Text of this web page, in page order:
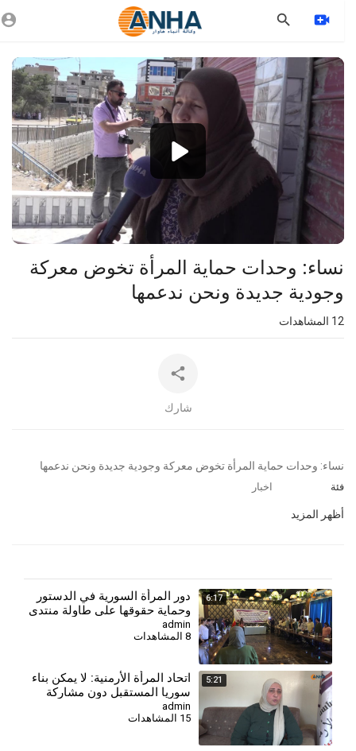
Video
Player
1080p
360p
240p
auto
نساء: وحدات حماية المرأة تخوض معركة
وجودية جديدة ونحن ندعمها
المشاهدات
شارك
⁣نساء: وحدات حماية المرأة تخوض معركة وجودية جديدة ونحن ندعمها
فئة اخبار
أظهر المزيد
6:17
دور المرأة السورية في الدستور
وحماية حقوقها على طاولة منتدى
مجلس المرأة
admin
8 المشاهدات
5:21
⁣اتحاد المرأة الأرمنية: لا يمكن بناء
سوريا المستقبل دون مشاركة
جميع النساء
admin
15 المشاهدات